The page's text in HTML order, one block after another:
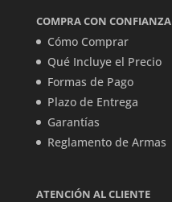
COMPRA CON CONFIANZA
Cómo Comprar
Qué Incluye el Precio
Formas de Pago
Plazo de Entrega
Garantías
Reglamento de Armas
ATENCIÓN AL CLIENTE